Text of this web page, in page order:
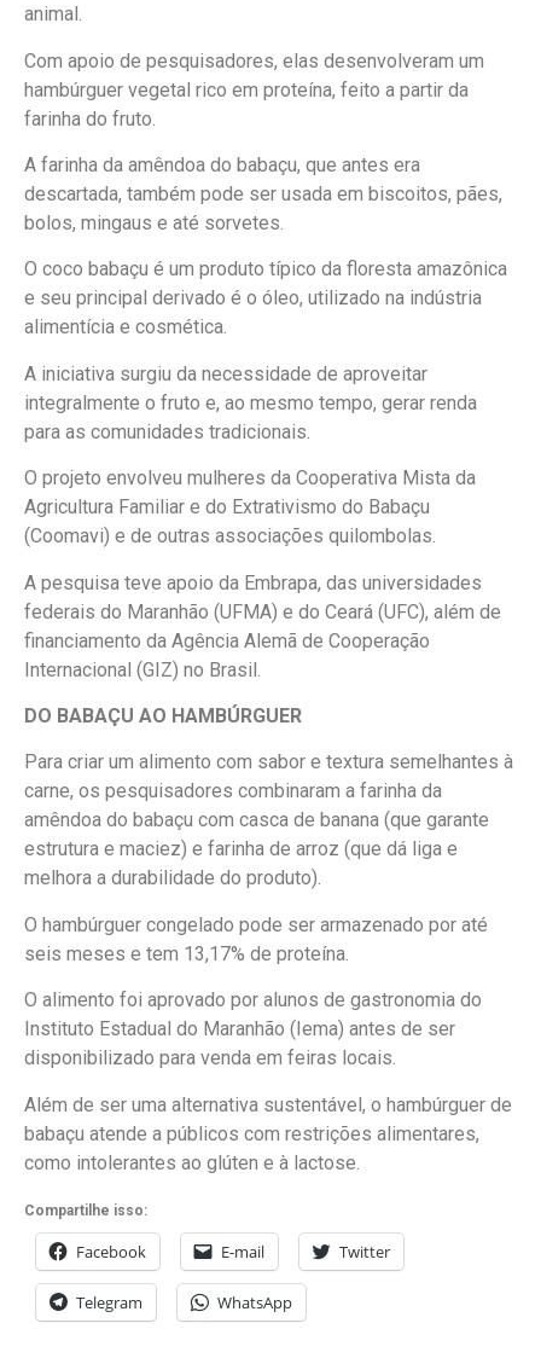
animal.
Com apoio de pesquisadores, elas desenvolveram um
hambúrguer vegetal rico em proteína, feito a partir da
farinha do fruto.
A farinha da amêndoa do babaçu, que antes era
descartada, também pode ser usada em biscoitos, pães,
bolos, mingaus e até sorvetes.
O coco babaçu é um produto típico da floresta amazônica
e seu principal derivado é o óleo, utilizado na indústria
alimentícia e cosmética.
A iniciativa surgiu da necessidade de aproveitar
integralmente o fruto e, ao mesmo tempo, gerar renda
para as comunidades tradicionais.
O projeto envolveu mulheres da Cooperativa Mista da
Agricultura Familiar e do Extrativismo do Babaçu
(Coomavi) e de outras associações quilombolas.
A pesquisa teve apoio da Embrapa, das universidades
federais do Maranhão (UFMA) e do Ceará (UFC), além de
financiamento da Agência Alemã de Cooperação
Internacional (GIZ) no Brasil.
DO BABAÇU AO HAMBÚRGUER
Para criar um alimento com sabor e textura semelhantes à
carne, os pesquisadores combinaram a farinha da
amêndoa do babaçu com casca de banana (que garante
estrutura e maciez) e farinha de arroz (que dá liga e
melhora a durabilidade do produto).
O hambúrguer congelado pode ser armazenado por até
seis meses e tem 13,17% de proteína.
O alimento foi aprovado por alunos de gastronomia do
Instituto Estadual do Maranhão (Iema) antes de ser
disponibilizado para venda em feiras locais.
Além de ser uma alternativa sustentável, o hambúrguer de
babaçu atende a públicos com restrições alimentares,
como intolerantes ao glúten e à lactose.
Compartilhe isso:
Facebook E-mail Twitter
Telegram WhatsApp